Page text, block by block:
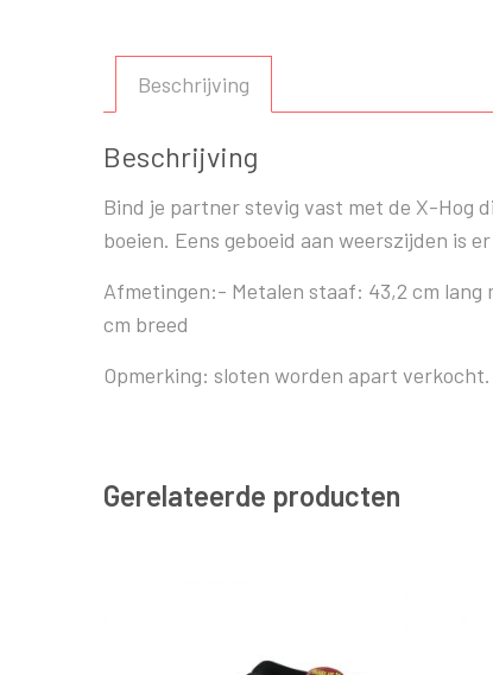
Beschrijving
Beschrijving
Bind je partner stevig vast met de X-Hog
boeien. Eens geboeid aan weerszijden is
Afmetingen:- Metalen staaf: 43,2 cm lang
cm breed
Opmerking: sloten worden apart verkocht.
Gerelateerde producten